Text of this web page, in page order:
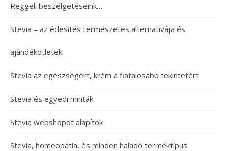
Reggeli beszélgetéseink…
Stevia – az édesítés természetes alternatívája és
ajándékötletek
Stevia az egészségért, krém a fiatalosabb tekintetért
Stevia és egyedi minták
Stevia webshopot alapítok
Stevia, homeopátia, és minden haladó terméktípus